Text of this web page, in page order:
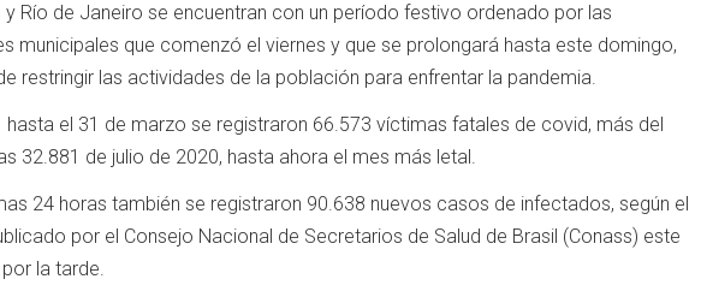
y Río de Janeiro se encuentran con un período festivo ordenado por las
municipales que comenzó el viernes y que se prolongará hasta este domingo,
restringir las actividades de la población para enfrentar la pandemia.
hasta el 31 de marzo se registraron 66.573 víctimas fatales de covid, más del
32.881 de julio de 2020, hasta ahora el mes más letal.
24 horas también se registraron 90.638 nuevos casos de infectados, según el
por el Consejo Nacional de Secretarios de Salud de Brasil (Conass) este
la tarde.